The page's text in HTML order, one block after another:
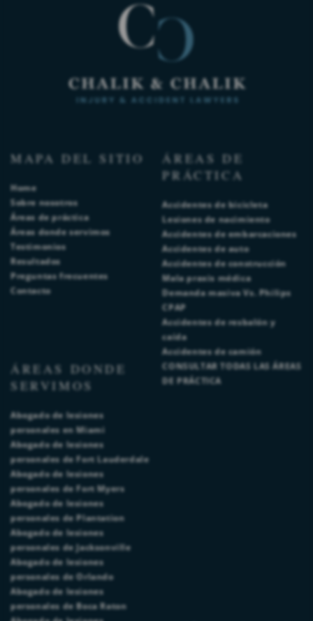
MAPA DEL SITIO
Home
Sobre nosotros
Áreas de práctica
Áreas donde servimos
Testimonios
Resultados
Preguntas frecuentes
Contacto
ÁREAS DE
PRÁCTICA
Accidentes de bicicleta
Lesiones de nacimiento
Accidentes de embarcaciones
Accidentes de auto
Accidentes de construcción
Mala praxis médica
Demanda masiva Vs. Philips
CPAP
Accidentes de resbalón y
caída
Accidentes de camión
CONSULTAR TODAS LAS ÁREAS
DE PRÁCTICA
ÁREAS DONDE
SERVIMOS
Abogado de lesiones
personales en Miami
Abogado de lesiones
personales de Fort Lauderdale
Abogado de lesiones
personales de Fort Myers
Abogado de lesiones
personales de Plantation
Abogado de lesiones
personales de Jacksonville
Abogado de lesiones
personales de Orlando
Abogado de lesiones
personales de Boca Raton